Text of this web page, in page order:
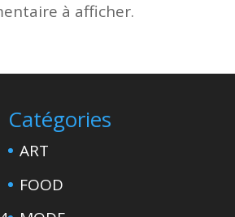
à afficher.
Catégories
ART
FOOD